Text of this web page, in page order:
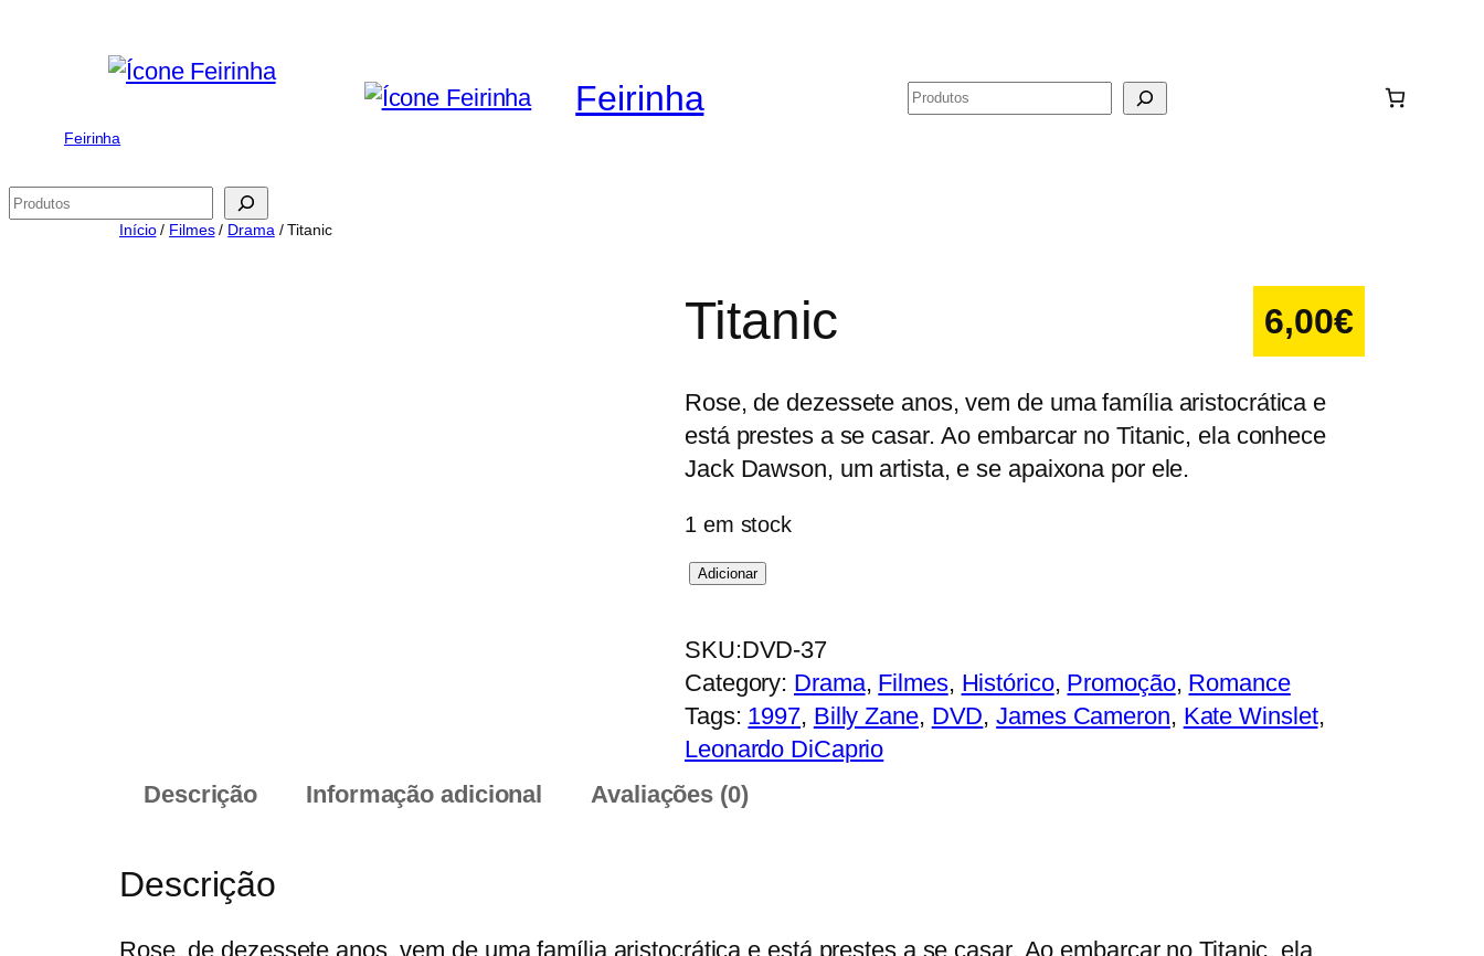
Feirinha
Feirinha Pesquisar
Pesquisar
Início/ Filmes/ Drama / Titanic
Titanic 6,00€
Rose, de dezessete anos, vem de uma família aristocrática e
está prestes a se casar. Ao embarcar no Titanic, ela conhece
Jack Dawson, um artista, e se apaixona por ele.
1 em stock
Q
a
n
t
i
a
e
Adicionar
SKU:DVD-37
Category: Drama, Filmes, Histórico, Promoção, Romance
Tags: 1997, Billy Zane, DVD, James Cameron, Kate Winslet
Leonardo DiCaprio
Descrição
Informação adicional Avaliações (0)
Descrição
Rose, de dezessete anos, vem de uma família aristocrática e está prestes a se casar. Ao embarcar no Titanic, ela